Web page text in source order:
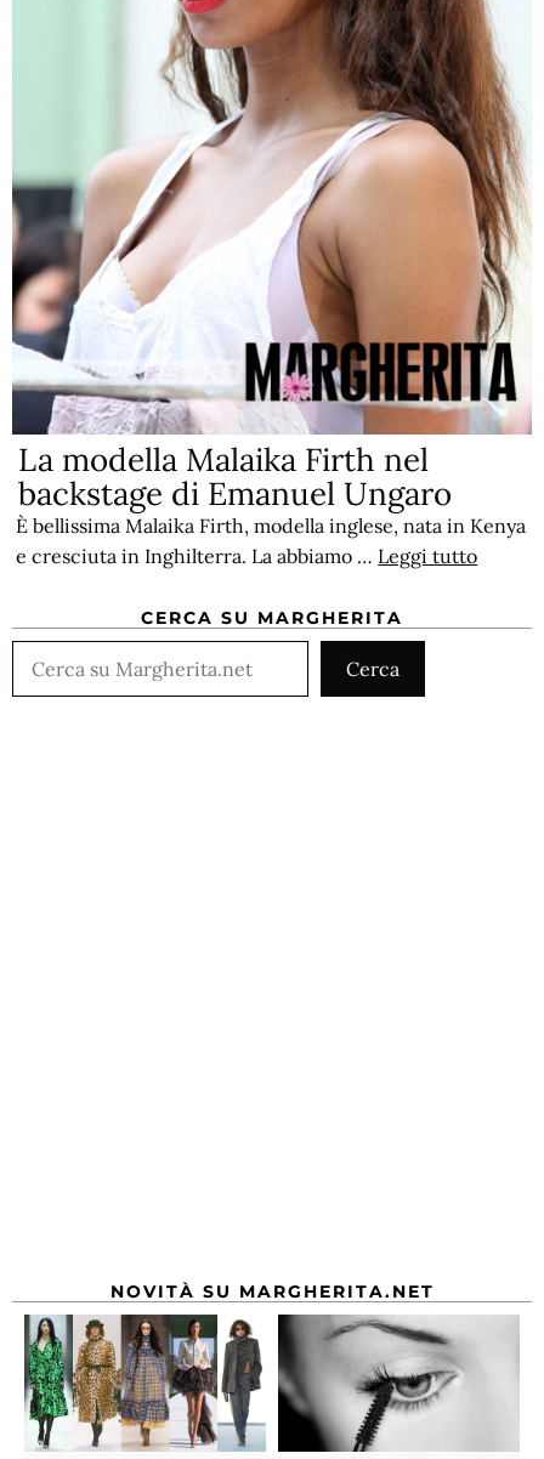
La modella Malaika Firth nel
backstage di Emanuel Ungaro
È bellissima Malaika Firth, modella inglese, nata in Kenya
e cresciuta in Inghilterra. La abbiamo … Leggi tutto
CERCA SU MARGHERITA
Cerca
NOVITÀ SU MARGHERITA.NET